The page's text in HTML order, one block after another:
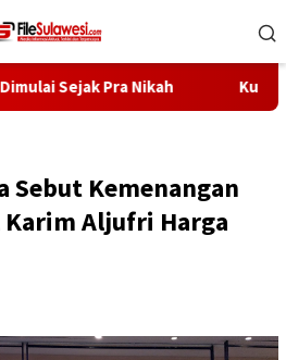
Pra Nikah Kunjungi
Sebut Kemenangan
Aljufri Harga